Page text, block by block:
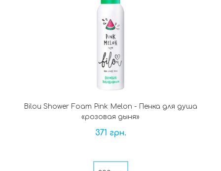
Bilou Shower Foam Pink Melon - Пенка для душа
«розовая дыня»
371 грн.